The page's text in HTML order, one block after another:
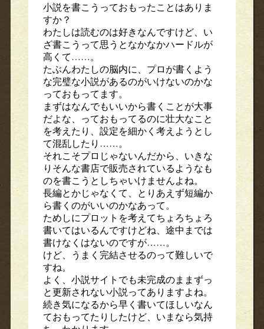
小説を書こうっておもったことはありま
すか？
わたしは読むのは好きなんですけど、い
ざ書こうって思うとなかなかハードルが
高くて……。
たぶんわたしの脳内に、プロが書くよう
な完璧な小説があるのがいけないのかな
っておもってます。
まずはなんでもいいから書くことが大事
だよな、っておもってるのに壮大なこと
を考えたり、設定を細かく考えようとし
て混乱したり……。
それこそプロじゃないんだから、いきな
りそんな書店で販売されているようなも
のを書こうとしちゃいけませんよね。
長編とかじゃなくて、とりあえず短編か
ら書くのがいいのかなあって。
ためしにプロットを考えてちょろちょろ
書いてはいるんですけどね、途中までは
書けなくはないのですが……。
けど、うまく完結させるのって難しいで
すね。
よく、小説サイトでも未完成のままずっ
と更新されない小説ってありますよね。
続き気になるから早く書いてほしいなん
ておもってたりしたけど、いまなら気持